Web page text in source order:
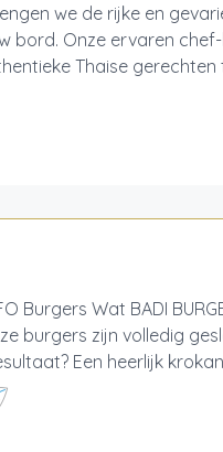
we de rijke en
bord. Onze ervaren
Thaise
Burgers Wat BADI
burgers zijn volledig
Een heerlijk